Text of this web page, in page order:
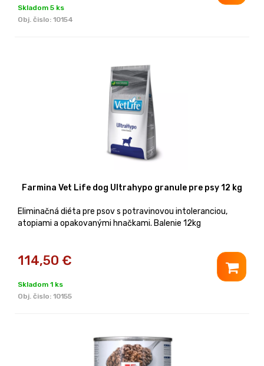
Skladom 5 ks
Obj. čislo: 10154
Farmina Vet Life dog Ultrahypo granule pre psy 12 kg
Eliminačná diéta pre psov s potravinovou intoleranciou,
atopiami a opakovanými hnačkami. Balenie 12kg
114,50 €
Skladom 1 ks
Obj. čislo: 10155